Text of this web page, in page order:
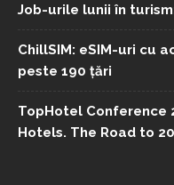
Job-urile lunii în
ChillSIM: eSIM-uri cu
peste 190 țări
TopHotel Conference
Hotels. The Road to